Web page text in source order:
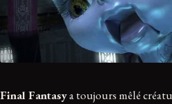
Final Fantasya toujours mêlé